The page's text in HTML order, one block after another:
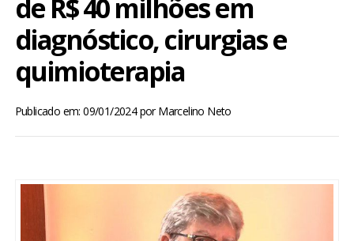
BRASIL
MUNDO
de R$ 40 milhões em
diagnóstico, cirurgias e
quimioterapia
Publicado em: 09/01/2024porMarcelino Neto